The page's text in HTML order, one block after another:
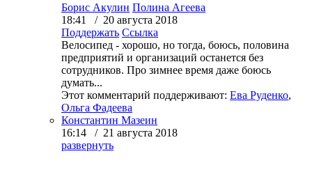
Борис Акулин Полина Агеева
18:41 / 20 августа 2018
Поддержать Ссылка
Велосипед - хорошо, но тогда, боюсь, половина
предприятий и организаций останется без
сотрудников. Про зимнее время даже боюсь
думать...
Этот комментарий поддерживают: Ева Руденко,
Ольга Фадеева
Константин Мазеин
16:14 / 21 августа 2018
развернуть